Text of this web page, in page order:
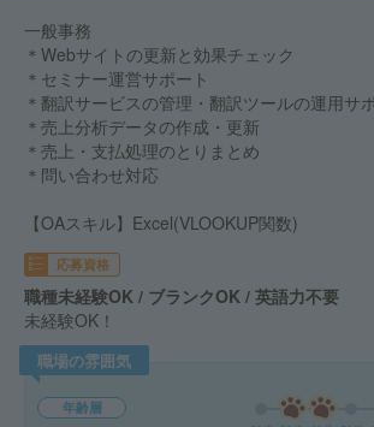
一般事務
＊Webサイトの更新と効果チェック
＊セミナー運営サポート
＊翻訳サービスの管理・翻訳ツールの運用サ
＊売上分析データの作成・更新
＊売上・支払処理のとりまとめ
＊問い合わせ対応
【OAスキル】Excel(VLOOKUP関数)
応募資格
職種未経験OK / ブランクOK / 英語力不要
未経験OK！
職場の雰囲気
年齢層